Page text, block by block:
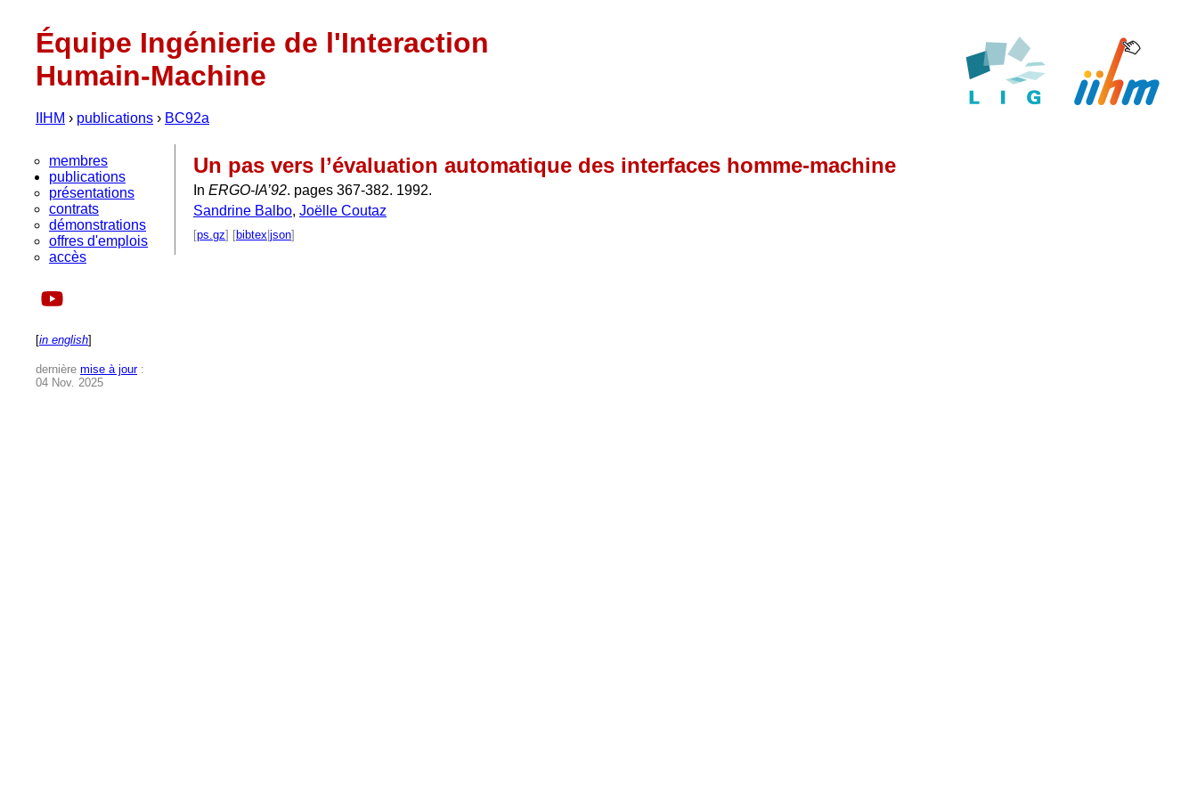
Équipe Ingénierie de l'Interaction
Humain-Machine
IIHM › publications › BC92a
membres
publications
présentations
contrats
démonstrations
offres d'emplois
accès
[in english]
dernière mise à jour:
04 Nov. 2025
Un pas vers l’évaluation automatique des interfaces homme-machine
In ERGO-IA’92. pages 367-382. 1992.
Sandrine Balbo, Joëlle Coutaz
[ps.gz] [bibtex json]